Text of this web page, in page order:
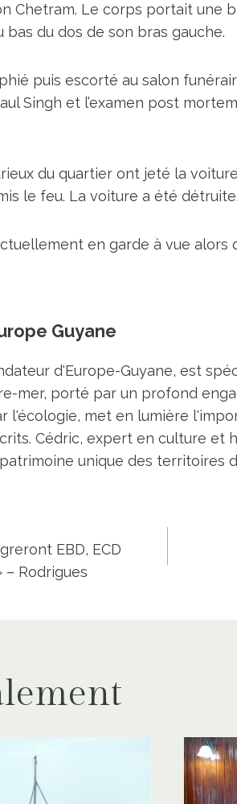
Chetram. Le corps portait une
du dos de son bras gauche.
puis escorté au salon
Singh et l’examen post
du quartier ont jeté la
le feu. La voiture a été détruite.
en garde à vue alors
Guyane
d'Europe-Guyane, est
mer, porté par un profond
l'écologie, met en lumière
Cédric, expert en culture et
unique des territoires
EBD, ECD
Rodrigues